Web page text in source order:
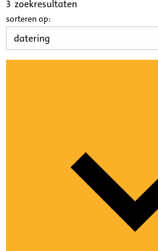
3 zoekresultaten
sorteren op: